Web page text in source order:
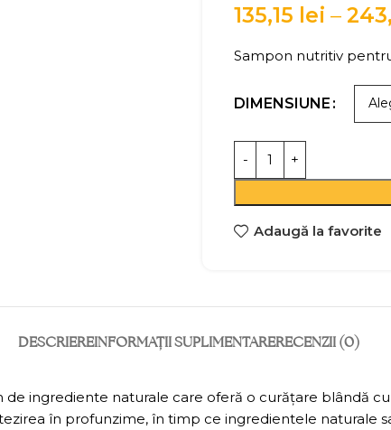
135,15 lei –
Sampon nutritiv
DIMENSIUNE
Adaugă la favorite
DESCRIEREINFORMAȚII SUPLIMENTARERECENZII (0)
ingrediente naturale care oferă o curățare blândă
în profunzime, în timp ce ingredientele naturale